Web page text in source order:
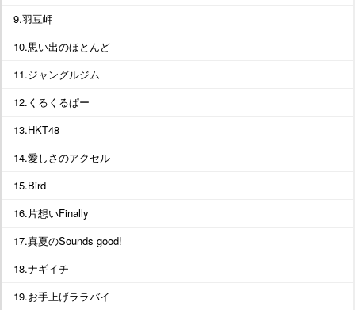
9.羽豆岬
10.思い出のほとんど
11.ジャングルジム
12.くるくるぱー
13.HKT48
14.愛しさのアクセル
15.Bird
16.片想いFinally
17.真夏のSounds good!
18.ナギイチ
19.お手上げララバイ